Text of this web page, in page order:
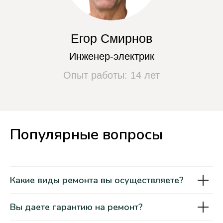
Популярные вопросы
Какие виды ремонта вы осуществляете?
Вы даете гарантию на ремонт?
Чиним любые марки
сушильных машин